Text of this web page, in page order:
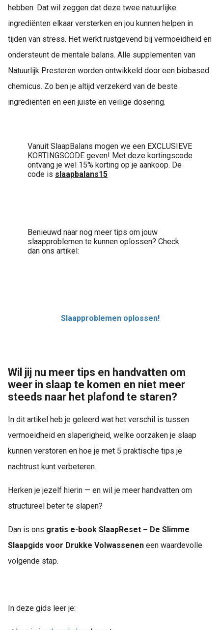
hebben. Dat wil zeggen dat deze twee natuurlijke
ingrediënten elkaar versterken en jou kunnen helpen in
tijden van stress. Het werkt rustgevend bij vermoeidheid en
ondersteunt de mentale balans. Alle supplementen van
Natuurlijk Presteren worden ontwikkeld door een biobased
chemicus. Zo ben je altijd verzekerd van de beste
ingrediënten en een juiste en veilige dosering.
Vanuit SlaapBalans mogen we een EXCLUSIEVE
KORTINGSCODE geven! Met deze kortingscode
ontvang je wel 15% korting op je aankoop. De
code is slaapbalans15
Benieuwd naar nog meer tips om jouw
slaapproblemen te kunnen oplossen? Check
dan ons artikel:
Slaapproblemen oplossen!
Wil jij nu meer tips en handvatten om
weer in slaap te komen en niet meer
steeds naar het plafond te staren?
In dit artikel heb je geleerd wat het verschil is tussen
vermoeidheid en slaperigheid, welke oorzaken je slaap
kunnen verstoren en hoe je met 5 praktische tips je
nachtrust kunt verbeteren.
Herken je jezelf hierin — en wil je meer handvatten om
structureel beter te slapen?
Dan is ons gratis e-book SlaapReset – De Slimme
Slaapgids voor Drukke Volwassenen een waardevolle
volgende stap.
In deze gids leer je: